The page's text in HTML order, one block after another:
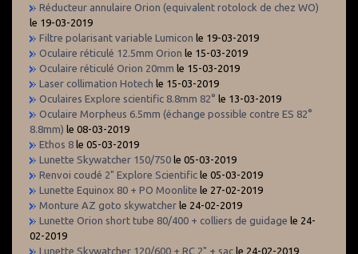
Réducteur annulaire Orion (equivalent rotolock de chez WO)
le 19-03-2019
Filtre polarisant variable Lumicon le 19-03-2019
Oculaire réticulé 12.5mm Orion le 15-03-2019
Oculaire réticulé Orion 20mm le 15-03-2019
Laser collimation Hotech le 15-03-2019
Oculaires Explore scientific 8.8mm 82° le 13-03-2019
Oculaire Morpheus 6.5mm (échange possible contre ES 82°
8.8mm) le 08-03-2019
Ethos 8 le 05-03-2019
Lunette Skywatcher 150/750 le 05-03-2019
Renvoi coudé 2" Explore Scientific le 05-03-2019
Lunette Equinox 80 + PO Moonlite le 27-02-2019
Monture AZ goto skywatcher le 24-02-2019
Lunette Orion short tube 80/400 + colliers de guidage le 24-
02-2019
Lunette Skywatcher 120/600 + RC 2" + sac le 24-02-2019